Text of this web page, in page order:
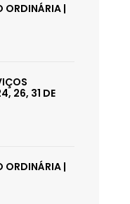
ORDINÁRIA |
26, 31 DE
ORDINÁRIA |